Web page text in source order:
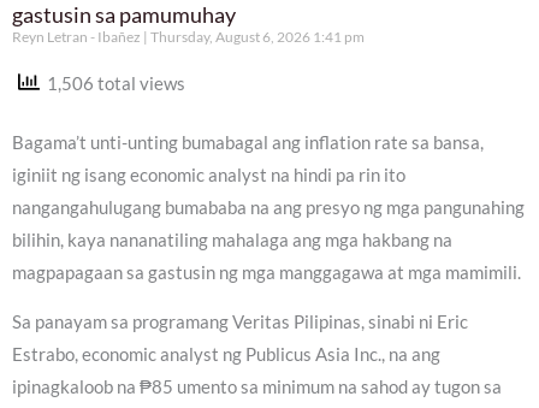
gastusin sa pamumuhay
Reyn Letran - Ibañez Thursday, August 6, 2026 1:41 pm
1,506 total views
Bagama’t unti-unting bumabagal ang inflation rate sa bansa,
iginiit ng isang economic analyst na hindi pa rin ito
nangangahulugang bumababa na ang presyo ng mga pangunahing
bilihin, kaya nananatiling mahalaga ang mga hakbang na
magpapagaan sa gastusin ng mga manggagawa at mga mamimili.
Sa panayam sa programang Veritas Pilipinas, sinabi ni Eric
Estrabo, economic analyst ng Publicus Asia Inc., na ang
ipinagkaloob na ₱85 umento sa minimum na sahod ay tugon sa